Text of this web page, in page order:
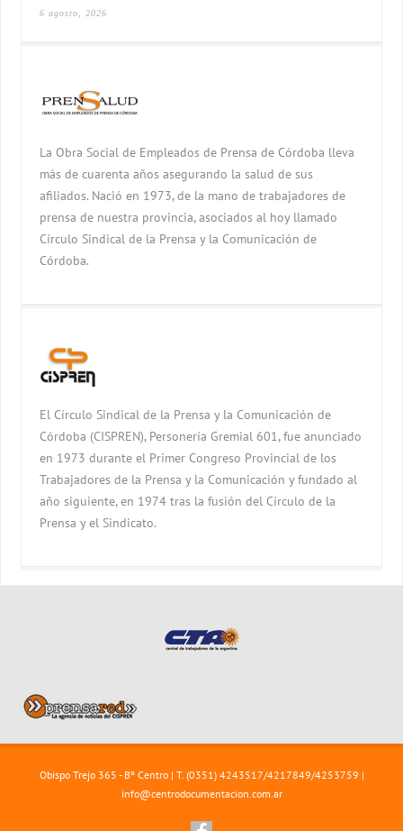
6 agosto, 2026
La Obra Social de Empleados de Prensa de Córdoba lleva
más de cuarenta años asegurando la salud de sus
afiliados. Nació en 1973, de la mano de trabajadores de
prensa de nuestra provincia, asociados al hoy llamado
Círculo Sindical de la Prensa y la Comunicación de
Córdoba.
El Círculo Sindical de la Prensa y la Comunicación de
Córdoba (CISPREN), Personería Gremial 601, fue anunciado
en 1973 durante el Primer Congreso Provincial de los
Trabajadores de la Prensa y la Comunicación y fundado al
año siguiente, en 1974 tras la fusión del Círculo de la
Prensa y el Sindicato.
Obispo Trejo 365 - Bº Centro | T. (0351) 4243517/4217849/4253759 |
info@centrodocumentacion.com.ar